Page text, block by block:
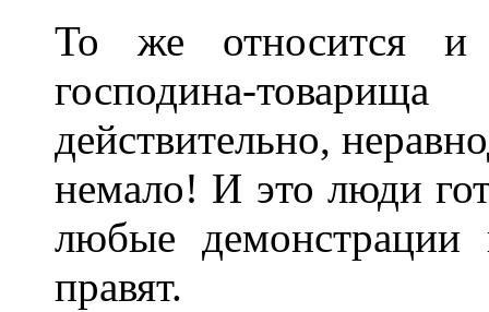
То же относится и
господина-
действительно,
немало! И это люди
любые
правят.